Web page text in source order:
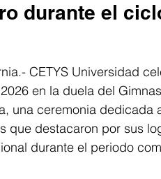
durante el
CETYS Universidad
en la duela del
una ceremonia dedicada
que destacaron por sus
durante el periodo